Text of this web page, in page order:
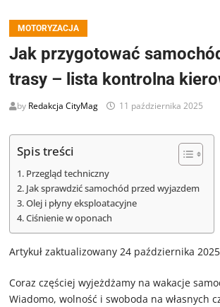
MOTORYZACJA
Jak przygotować
trasy – lista kontrolna
by Redakcja CityMag 11 października 2025
Spis treści
Przegląd techniczny
Jak sprawdzić samochód przed wyjazdem
Olej i płyny eksploatacyjne
Ciśnienie w oponach
Artykuł zaktualizowany 24 października 2025
Coraz częściej wyjeżdżamy na wakacje
Wiadomo, wolność i swoboda na własnych